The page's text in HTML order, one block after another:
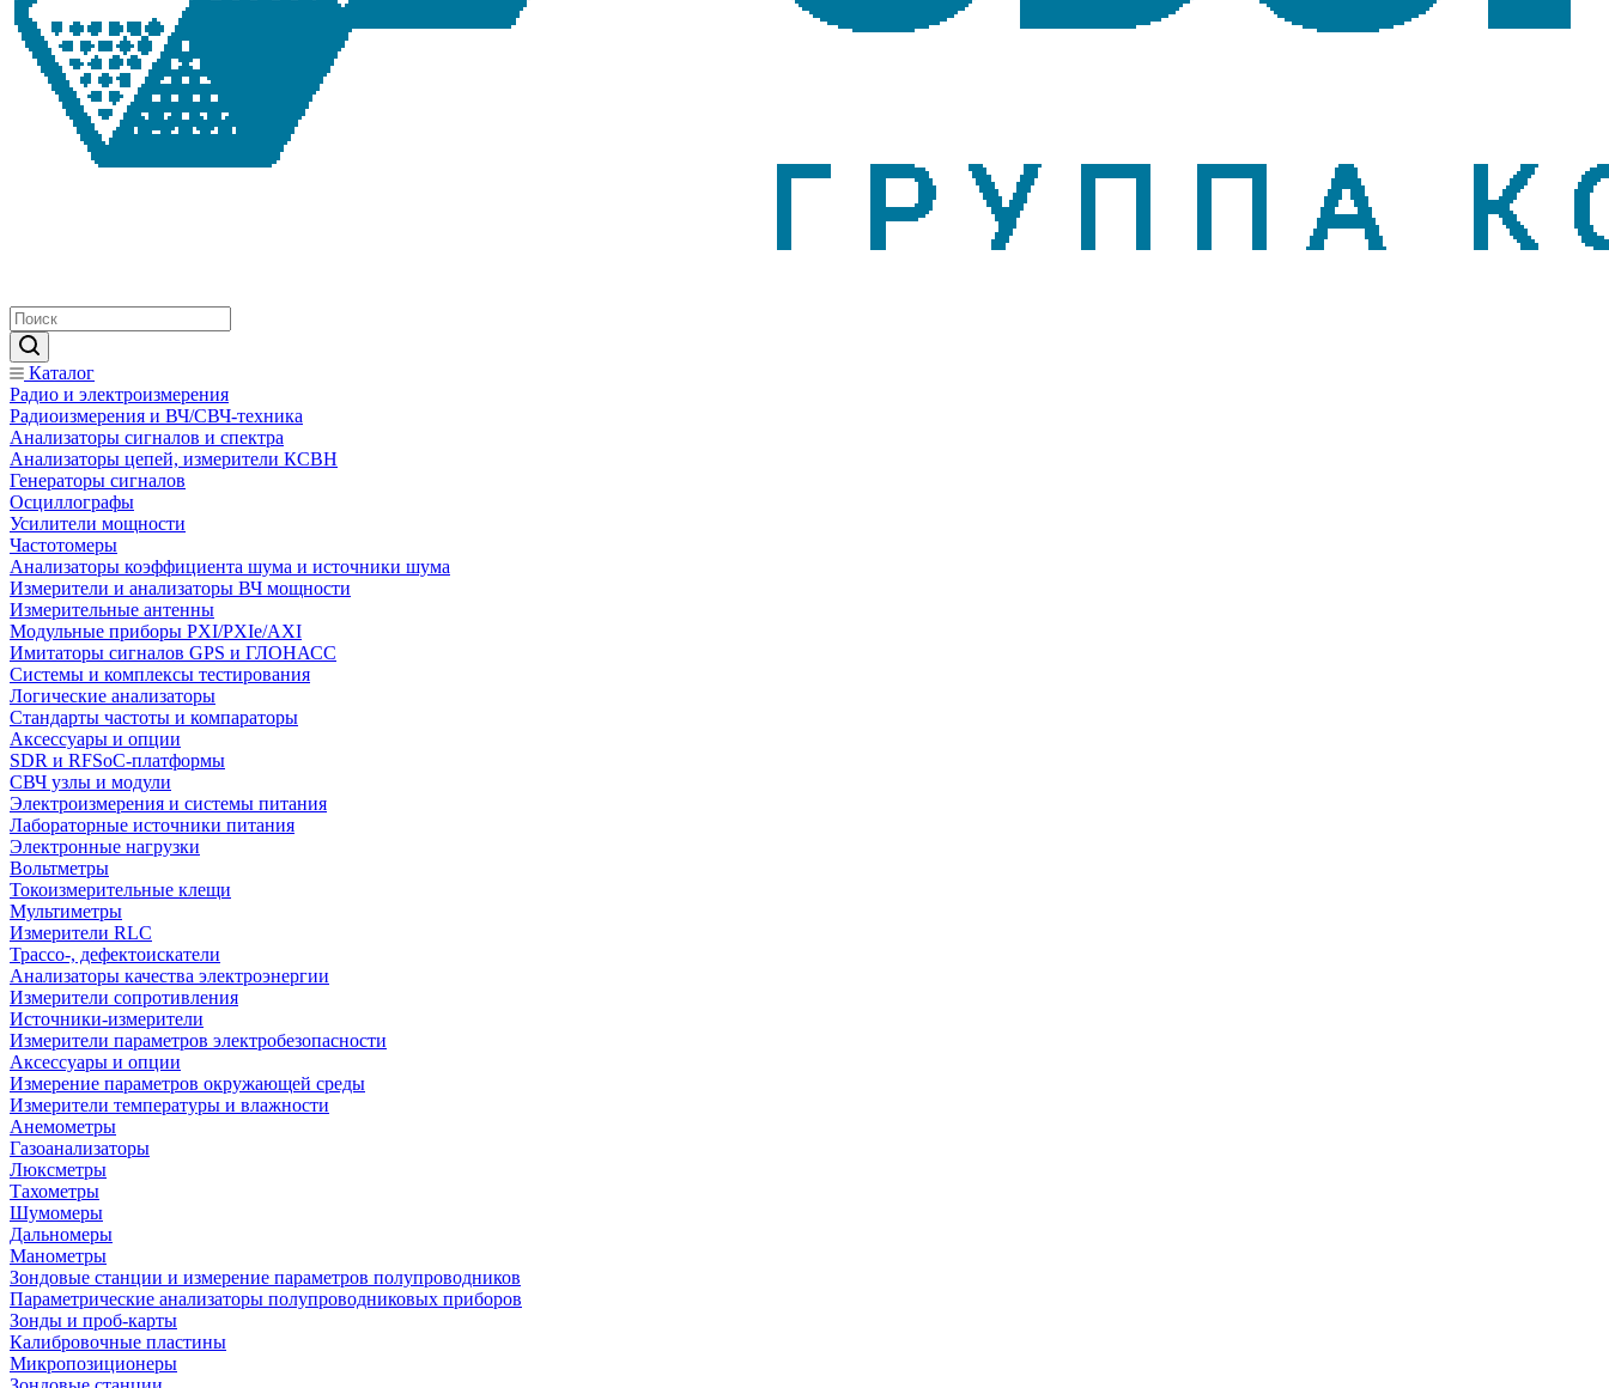
Каталог
Радио и электроизмерения
Радиоизмерения и ВЧ/СВЧ-техника
Анализаторы сигналов и спектра
Анализаторы цепей, измерители КСВН
Генераторы сигналов
Осциллографы
Усилители мощности
Частотомеры
Анализаторы коэффициента шума и источники шума
Измерители и анализаторы ВЧ мощности
Измерительные антенны
Модульные приборы PXI/PXIe/AXI
Имитаторы сигналов GPS и ГЛОНАСС
Системы и комплексы тестирования
Логические анализаторы
Стандарты частоты и компараторы
Аксессуары и опции
SDR и RFSoC‑платформы
СВЧ узлы и модули
Электроизмерения и системы питания
Лабораторные источники питания
Электронные нагрузки
Вольтметры
Токоизмерительные клещи
Мультиметры
Измерители RLC
Трассо-, дефектоискатели
Анализаторы качества электроэнергии
Измерители сопротивления
Источники-измерители
Измерители параметров электробезопасности
Аксессуары и опции
Измерение параметров окружающей среды
Измерители температуры и влажности
Анемометры
Газоанализаторы
Люксметры
Тахометры
Шумомеры
Дальномеры
Манометры
Зондовые станции и измерение параметров полупроводников
Параметрические анализаторы полупроводниковых приборов
Зонды и проб-карты
Калибровочные пластины
Микропозиционеры